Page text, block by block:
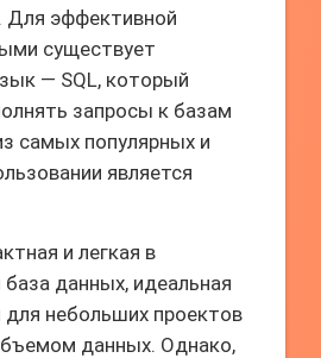
Для эффективной
существует
— SQL, который
запросы к базам
самых популярных и
является
и легкая в
база данных, идеальная
для небольших проектов
данных. Однако,